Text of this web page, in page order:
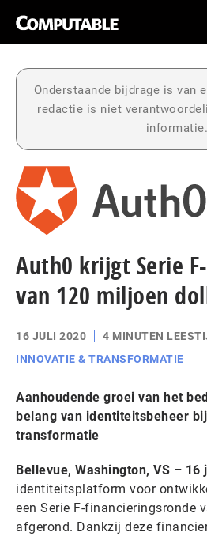
Onderstaande bijdrage is van
redactie is niet
informatie.
Auth0 krijgt Serie
van 120 miljoen
16 JULI 2020
4 MINUTEN
INNOVATIE & TRANSFORMATIE
Aanhoudende groei van het
belang van identiteitsbeheer
transformatie
Bellevue, Washington, VS – 16
identiteitsplatform voor
een Serie F-financieringsronde
afgerond. Dankzij deze